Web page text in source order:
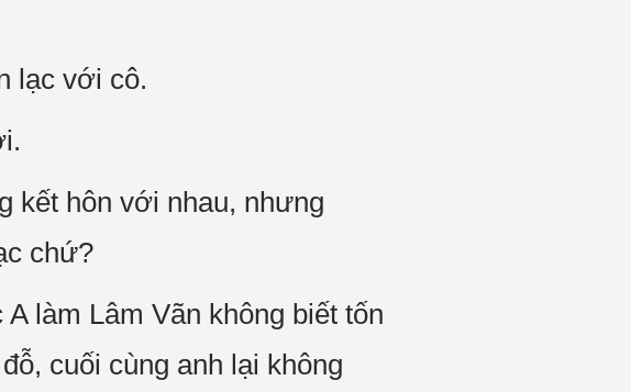
lạc với cô.
kết hôn với nhau, nhưng
chứ?
làm Lâm Vãn không biết tốn
cuối cùng anh lại không